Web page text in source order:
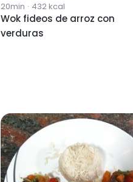
20min · 432kcal
Wok fideos de arroz con
verduras